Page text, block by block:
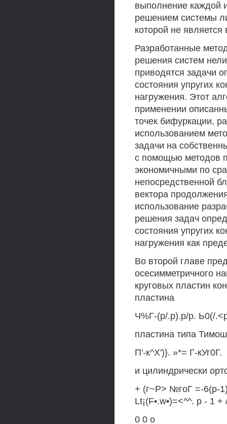
выполнение каждой
решением системы
которой не
Разработанные
решения систем
приводятся задачи
состояния упругих
нагружения. Этот
применении
точек бифуркации,
использованием
задачи на
с помощью методов
экономичными по
непосредственной
вектора
использование
решения задач
состояния упругих
нагружения как
Во второй главе
осесимметричного
круговых пластин
пластина
Ч%Г-(р/.р).р/р. Ь0(/
пластина типа
П'-к^Х')}. »*= Г-кУг0Г.
и цилиндрически
+ (г~Р> №гоГ =-6(р-
Lt¡(F•.w•)=<^^. р - 1
0 0 о